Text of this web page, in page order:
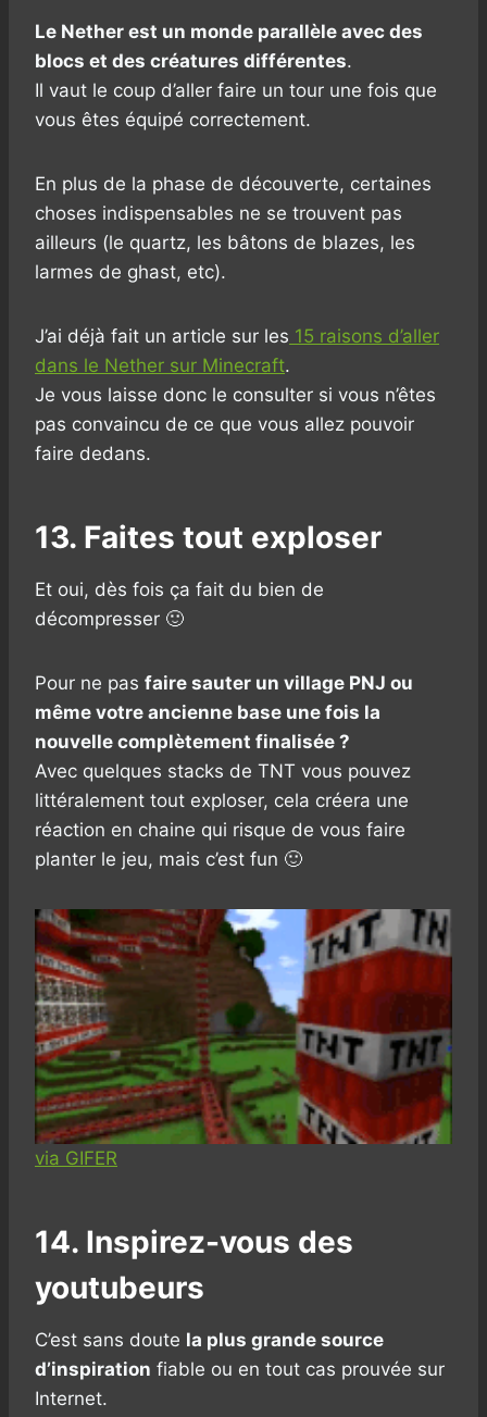
Le Nether est un monde parallèle avec des
blocs et des créatures différentes.
Il vaut le coup d’aller faire un tour une fois que
vous êtes équipé correctement.
En plus de la phase de découverte, certaines
choses indispensables ne se trouvent pas
ailleurs (le quartz, les bâtons de blazes, les
larmes de ghast, etc).
J’ai déjà fait un article sur les 15 raisons d’aller
dans le Nether sur Minecraft.
Je vous laisse donc le consulter si vous n’êtes
pas convaincu de ce que vous allez pouvoir
faire dedans.
13. Faites tout exploser
Et oui, dès fois ça fait du bien de
décompresser 🙂
Pour ne pas faire sauter un village PNJ ou
même votre ancienne base une fois la
nouvelle complètement finalisée ?
Avec quelques stacks de TNT vous pouvez
littéralement tout exploser, cela créera une
réaction en chaine qui risque de vous faire
planter le jeu, mais c’est fun 🙂
via GIFER
14. Inspirez-vous des
youtubeurs
C’est sans doute la plus grande source
d’inspiration fiable ou en tout cas prouvée sur
Internet.